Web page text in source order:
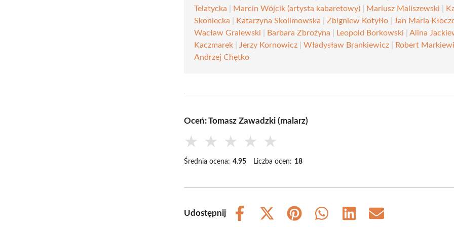
Telatycka
Marcin Wójcik (artysta kabaretowy) Mariusz Maliszewski
Skoniecka
Katarzyna Skolimowska |Zbigniew Kotyłło Jan Maria
Wacław Gralewski
Barbara Zbrożyna Leopold Borkowski |Alina
Kaczmarek
Jerzy Kornowicz |Władysław Brankiewicz Robert
Andrzej Chętko
Oceń: Tomasz Zawadzki (malarz)
★ ★ ★ ★ ★
Średnia ocena: 4.95 Liczba ocen: 18
Udostępnij
Share
Share
Share
Share
Share
Share